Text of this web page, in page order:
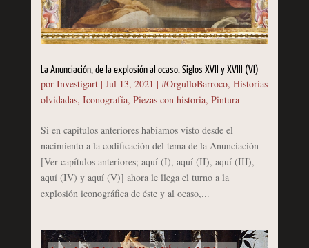
La Anunciación, de la explosión al ocaso. Siglos XVII y XVIII (VI)
por Investigart| Jul 13, 2021 | #OrgulloBarroco, Historias
olvidadas, Iconografía, Piezas con historia, Pintura
Si en capítulos anteriores habíamos visto desde el
nacimiento a la codificación del tema de la Anunciación
[Ver capítulos anteriores; aquí (I), aquí (II), aquí (III),
aquí (IV) y aquí (V)] ahora le llega el turno a la
explosión iconográfica de éste y al ocaso,...